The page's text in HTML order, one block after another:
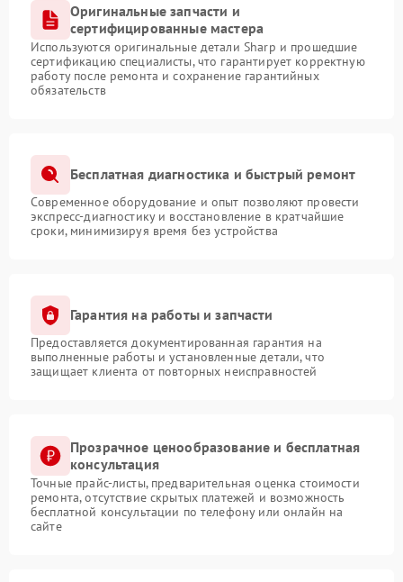
Оригинальные запчасти и
сертифицированные мастера
Используются оригинальные детали Sharp и прошедшие
сертификацию специалисты, что гарантирует корректную
работу после ремонта и сохранение гарантийных
обязательств
Бесплатная диагностика и быстрый ремонт
Современное оборудование и опыт позволяют провести
экспресс-диагностику и восстановление в кратчайшие
сроки, минимизируя время без устройства
Гарантия на работы и запчасти
Предоставляется документированная гарантия на
выполненные работы и установленные детали, что
защищает клиента от повторных неисправностей
Прозрачное ценообразование и бесплатная
консультация
Точные прайс-листы, предварительная оценка стоимости
ремонта, отсутствие скрытых платежей и возможность
бесплатной консультации по телефону или онлайн на
сайте